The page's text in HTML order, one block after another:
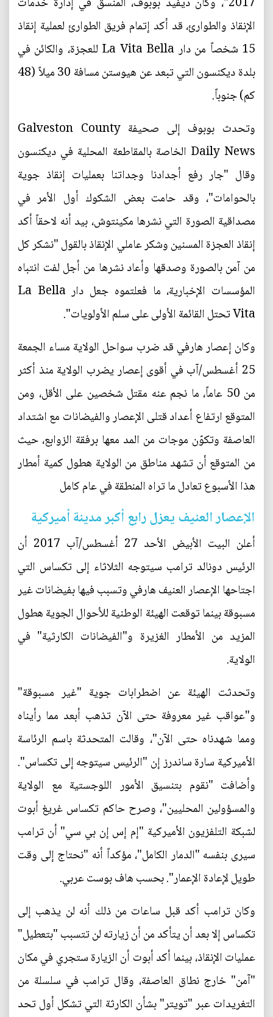
الإنقاذ والطوارئ، قد أكد إتمام فريق الطوارئ لعملية إنقاذ
15 شخصاً من دار La Vita Bella للعجزة، والكائن في
بلدة ديكنسون التي تبعد عن هيوستن مسافة 30 ميلاً (48
كم) جنوباً.
وتحدث بوبوف إلى صحيفة Galveston County
Daily News الخاصة بالمقاطعة المحلية في ديكنسون
وقال "جار رفع أجدادنا وجداتنا بعمليات إنقاذ جوية
بالحوامات"، وقد حامت بعض الشكوك أول الأمر في
مصداقية الصورة التي نشرها مكينتوش، بيد أنه لاحقاً أكد
إنقاذ العجزة المسنين وشكر عاملي الإنقاذ بالقول "نشكر كل
من آمن بالصورة وصدقها وأعاد نشرها من أجل لفت انتباه
المؤسسات الإخبارية، ما فعلتموه جعل دار La Bella
Vita تحتل القائمة الأولى على سلم الأولويات".
وكان إعصار هارفي قد ضرب سواحل الولاية مساء الجمعة
25 أغسطس/آب في أقوى إعصار يضرب الولاية منذ أكثر
من 50 عاماً، ما نجم عنه مقتل شخصين على الأقل، ومن
المتوقع ارتفاع أعداد قتلى الإعصار والفيضانات مع اشتداد
العاصفة وتكوّن موجات من المد معها برفقة الزوابع، حيث
من المتوقع أن تشهد مناطق من الولاية هطول كمية أمطار
هذا الأسبوع تعادل ما تراه المنطقة في عام كامل
الإعصار العنيف يعزل رابع أكبر مدينة أميركية
أعلن البيت الأبيض الأحد 27 أغسطس/آب 2017 أن
الرئيس دونالد ترامب سيتوجه الثلاثاء إلى تكساس التي
اجتاحها الإعصار العنيف هارفي وتسبب فيها بفيضانات غير
مسبوقة بينما توقعت الهيئة الوطنية للأحوال الجوية هطول
المزيد من الأمطار الغزيرة و"الفيضانات الكارثية" في
الولاية.
وتحدثت الهيئة عن اضطرابات جوية "غير مسبوقة"
و"عواقب غير معروفة حتى الآن تذهب أبعد مما رأيناه
ومما شهدناه حتى الآن"، وقالت المتحدثة باسم الرئاسة
الأميركية سارة ساندرز إن "الرئيس سيتوجه إلى تكساس".
وأضافت "نقوم بتنسيق الأمور اللوجستية مع الولاية
والمسؤولين المحليين"، وصرح حاكم تكساس غريغ أبوت
لشبكة التلفزيون الأميركية "إم إس إن بي سي" أن ترامب
سيرى بنفسه "الدمار الكامل"، مؤكداً أنه "نحتاج إلى وقت
طويل لإعادة الإعمار". بحسب هاف بوست عربي.
وكان ترامب أكد قبل ساعات من ذلك أنه لن يذهب إلى
تكساس إلا بعد أن يتأكد من أن زيارته لن تتسبب "بتعطيل"
عمليات الإنقاذ، بينما أكد أبوت أن الزيارة ستجري في مكان
"آمن" خارج نطاق العاصفة، وقال ترامب في سلسلة من
التغريدات عبر "تويتر" بشأن الكارثة التي تشكل أول تحد